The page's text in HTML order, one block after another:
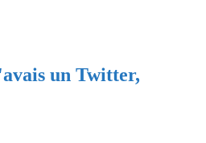
un Twitter,